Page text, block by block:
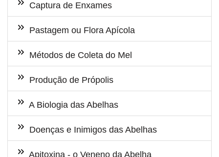
Captura de Enxames
Pastagem ou Flora Apícola
Métodos de Coleta do Mel
Produção de Própolis
A Biologia das Abelhas
Doenças e Inimigos das Abelhas
Apitoxina - o Veneno da Abelha